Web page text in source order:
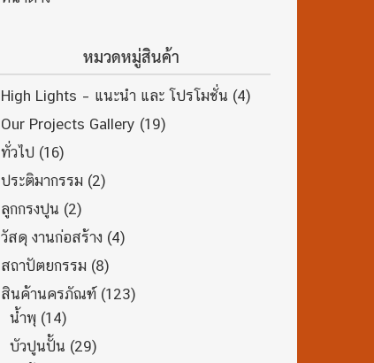
หมวดหมู่สินค้า
High Lights – แนะนำ และ โปรโมชั่น (4)
Our Projects Gallery (19)
ทั่วไป (16)
ประติมากรรม (2)
ลูกกรงปูน (2)
วัสดุ งานก่อสร้าง (4)
สถาปัตยกรรม (8)
สินค้านครภัณฑ์ (123)
น้ำพุ (14)
บัวปูนปั้น (29)